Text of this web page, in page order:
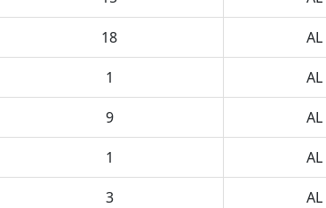
18 AL
1 AL
9 AL
1 AL
3 AL